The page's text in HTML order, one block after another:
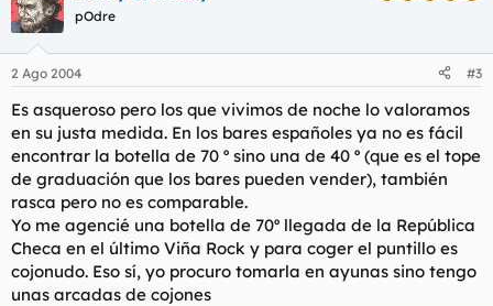
pOdre
2 Ago 2004 #3
Es asqueroso pero los que vivimos de noche lo valoramos
en su justa medida. En los bares españoles ya no es fácil
encontrar la botella de 70 º sino una de 40 º (que es el tope
de graduación que los bares pueden vender), también
rasca pero no es comparable.
Yo me agencié una botella de 70º llegada de la República
Checa en el último Viña Rock y para coger el puntillo es
cojonudo. Eso sí, yo procuro tomarla en ayunas sino tengo
unas arcadas de cojones